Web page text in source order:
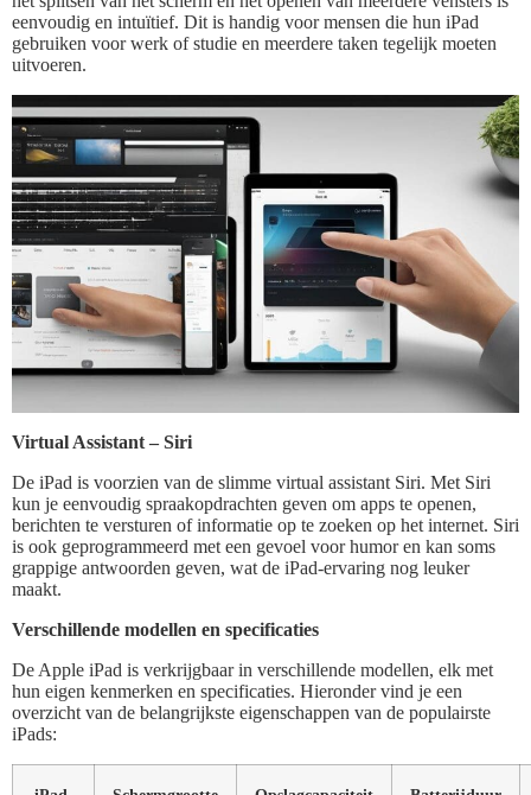
eenvoudig en intuïtief. Dit is handig voor mensen die hun iPad
gebruiken voor werk of studie en meerdere taken tegelijk moeten
uitvoeren.
Virtual Assistant – Siri
De iPad is voorzien van de slimme virtual assistant Siri. Met Siri
kun je eenvoudig spraakopdrachten geven om apps te openen,
berichten te versturen of informatie op te zoeken op het internet. Siri
is ook geprogrammeerd met een gevoel voor humor en kan soms
grappige antwoorden geven, wat de iPad-ervaring nog leuker
maakt.
Verschillende modellen en specificaties
De Apple iPad is verkrijgbaar in verschillende modellen, elk met
hun eigen kenmerken en specificaties. Hieronder vind je een
overzicht van de belangrijkste eigenschappen van de populairste
iPads: